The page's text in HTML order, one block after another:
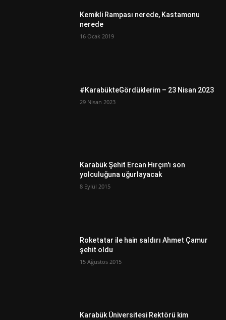
Kemikli Rampası nerede, Kastamonu
nerede
16 Ocak 2019
#KarabükteGördüklerim – 23 Nisan 2023
29 Nisan 2023
Karabük Şehit Ercan Hırçın'ı son
yolculuğuna uğurlayacak
8 Eylül 2015
Roketatar ile hain saldırı Ahmet Çamur
şehit oldu
15 Ağustos 2015
Karabük Üniversitesi Rektörü kim